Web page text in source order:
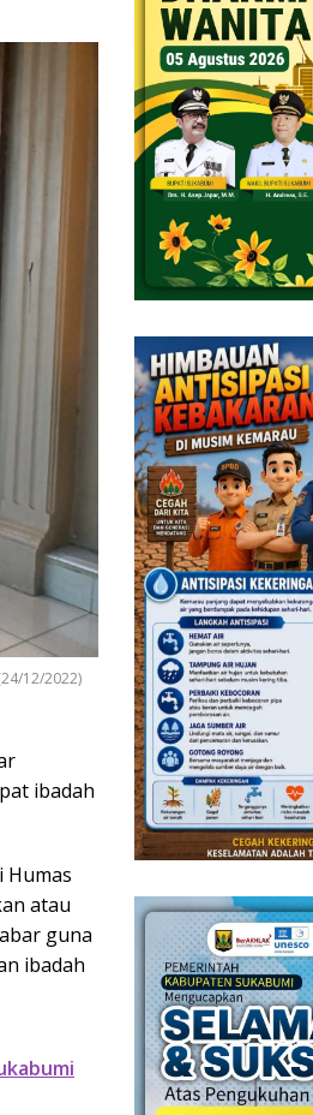
12/2022)
ibadah
Humas
atau
guna
ibadah